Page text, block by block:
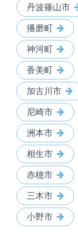
丹波篠山市
播磨町
神河町
香美町
加古川市
尼崎市
洲本市
相生市
赤穂市
三木市
小野市